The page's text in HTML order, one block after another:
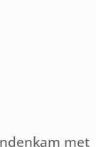
met